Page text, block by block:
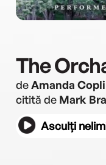
The
deAmanda
citită de Mark
Asculți